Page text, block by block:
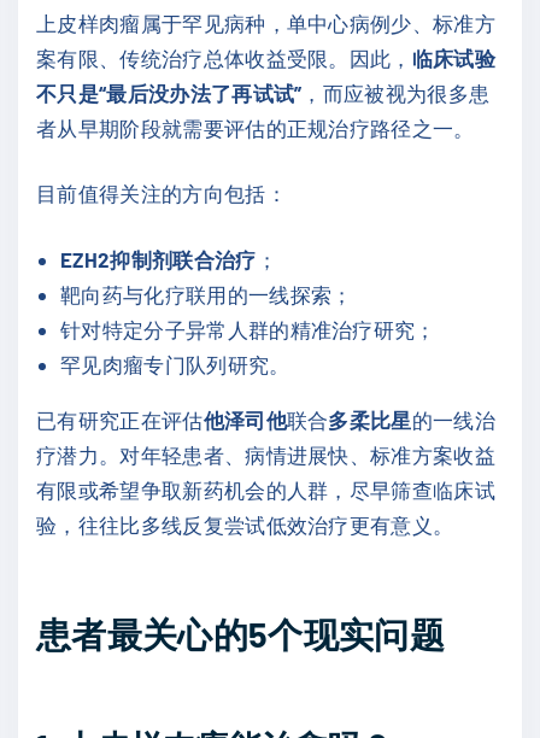
上皮样肉瘤属于罕见病种，单中心病例少、标准方
案有限、传统治疗总体收益受限。因此， 临床试验
不只是“最后没办法了再试试” ，而应被视为很多患
者从早期阶段就需要评估的正规治疗路径之一。
目前值得关注的方向包括：
EZH2抑制剂联合治疗 ；
靶向药与化疗联用的一线探索；
针对特定分子异常人群的精准治疗研究；
罕见肉瘤专门队列研究。
已有研究正在评估他泽司他联合多柔比星的一线治
疗潜力。对年轻患者、病情进展快、标准方案收益
有限或希望争取新药机会的人群，尽早筛查临床试
验，往往比多线反复尝试低效治疗更有意义。
患者最关心的5个现实问题